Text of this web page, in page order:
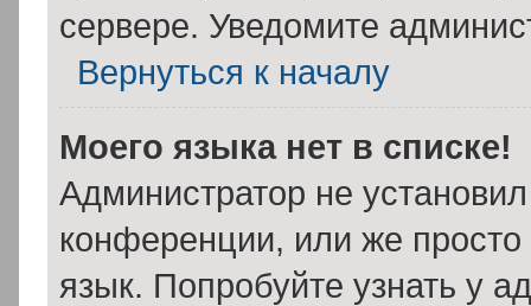
сервере. Уведомите
Вернуться к началу
Моего языка нет в списке!
Администратор не
конференции, или же
язык. Попробуйте узнать у